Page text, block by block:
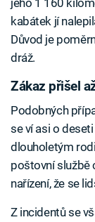
jeho 1 160
kabátek jí
Důvod je
dráž.
Zákaz přišel
Podobných
se ví asi o
dlouholetým
poštovní službě
nařízení, že se
Z incidentů se